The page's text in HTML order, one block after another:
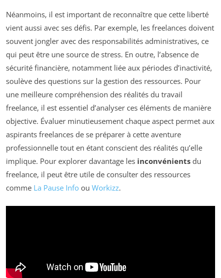
Néanmoins, il est important de reconnaître que cette liberté
vient aussi avec ses défis. Par exemple, les freelances doivent
souvent jongler avec des responsabilités administratives, ce
qui peut être une source de stress. En outre, l’absence de
sécurité financière, notamment liée aux périodes d’inactivité,
soulève des questions sur la gestion des ressources. Pour
une meilleure compréhension des réalités du travail
freelance, il est essentiel d’analyser ces éléments de manière
objective. Évaluer minutieusement chaque aspect permet aux
aspirants freelances de se préparer à cette aventure
professionnelle tout en étant conscient des réalités qu’elle
implique. Pour explorer davantage les inconvénients du
freelance, il peut être utile de consulter des ressources
comme La Pause Info ou Workizz.